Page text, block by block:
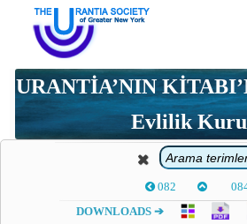
URANTİA’NIN
Evlilik
082
DOWNLOADS ➔